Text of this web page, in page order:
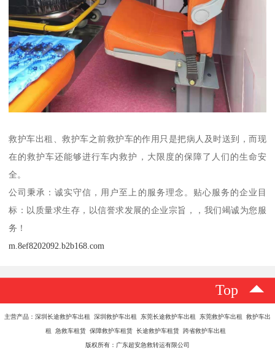
救护车出租、救护车之前救护车的作用只是把病人及时送到，而现
在的救护车还能够进行车内救护，大限度的保障了人们的生命安
全。
公司秉承：诚实守信，用户至上的服务理念。贴心服务的企业目
标：以质量求生存，以信誉求发展的企业宗旨，，我们竭诚为您服
务！
m.8ef8202092.b2b168.com
Top
主营产品：深圳长途救护车出租 深圳救护车出租 东莞长途救护车出租 东莞救护车出租 救护车出
租 急救车租赁 保障救护车租赁 长途救护车租赁 跨省救护车出租
版权所有：广东超安急救转运有限公司